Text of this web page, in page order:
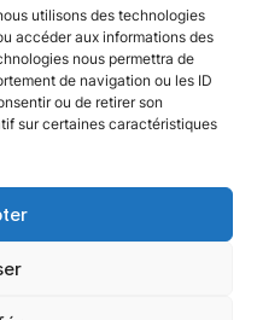
utilisons des technologies
accéder aux informations des
nous permettra de
de navigation ou les ID
ou de retirer son
sur certaines caractéristiques